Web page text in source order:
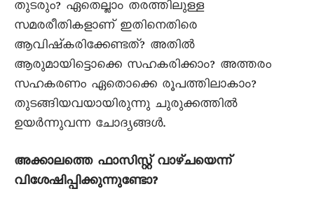
തുടരും? ഏതെല്ലാം തരത്തിലുള്ള
സമരരീതികളാണ് ഇതിനെതിരെ
ആവിഷ്കരിക്കേണ്ടത്? അതിൽ
ആരുമായിട്ടൊക്കെ സഹകരിക്കാം? അത്തരം
സഹകരണം ഏതൊക്കെ രൂപത്തിലാകാം?
തുടങ്ങിയവയായിരുന്നു ചുരുക്കത്തിൽ
ഉയർന്നുവന്ന ചോദ്യങ്ങൾ.
അക്കാലത്തെ ഫാസിസ്റ്റ് വാഴ്ചയെന്ന്
വിശേഷിപ്പിക്കുന്നുണ്ടോ?